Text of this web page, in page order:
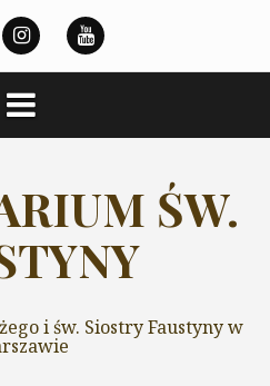
ŚW.
i św. Siostry Faustyny w